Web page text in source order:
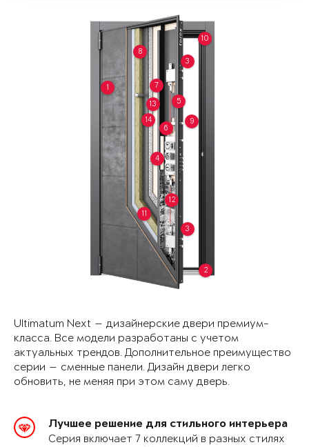
1
2
3
3
4
5
6
7
8
9
10
11
12
13
14
Ultimatum Next — дизайнерские двери премиум-
класса. Все модели разработаны с учетом
актуальных трендов. Дополнительное преимущество
серии — сменные панели. Дизайн двери легко
обновить, не меняя при этом саму дверь.
Лучшее решение для стильного интерьера
Серия включает 7 коллекций в разных стилях